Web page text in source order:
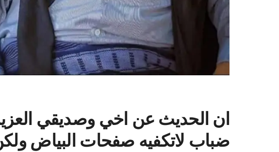
ان الحديث عن اخي وصديقي
ضباب لاتكفيه صفحات البياض